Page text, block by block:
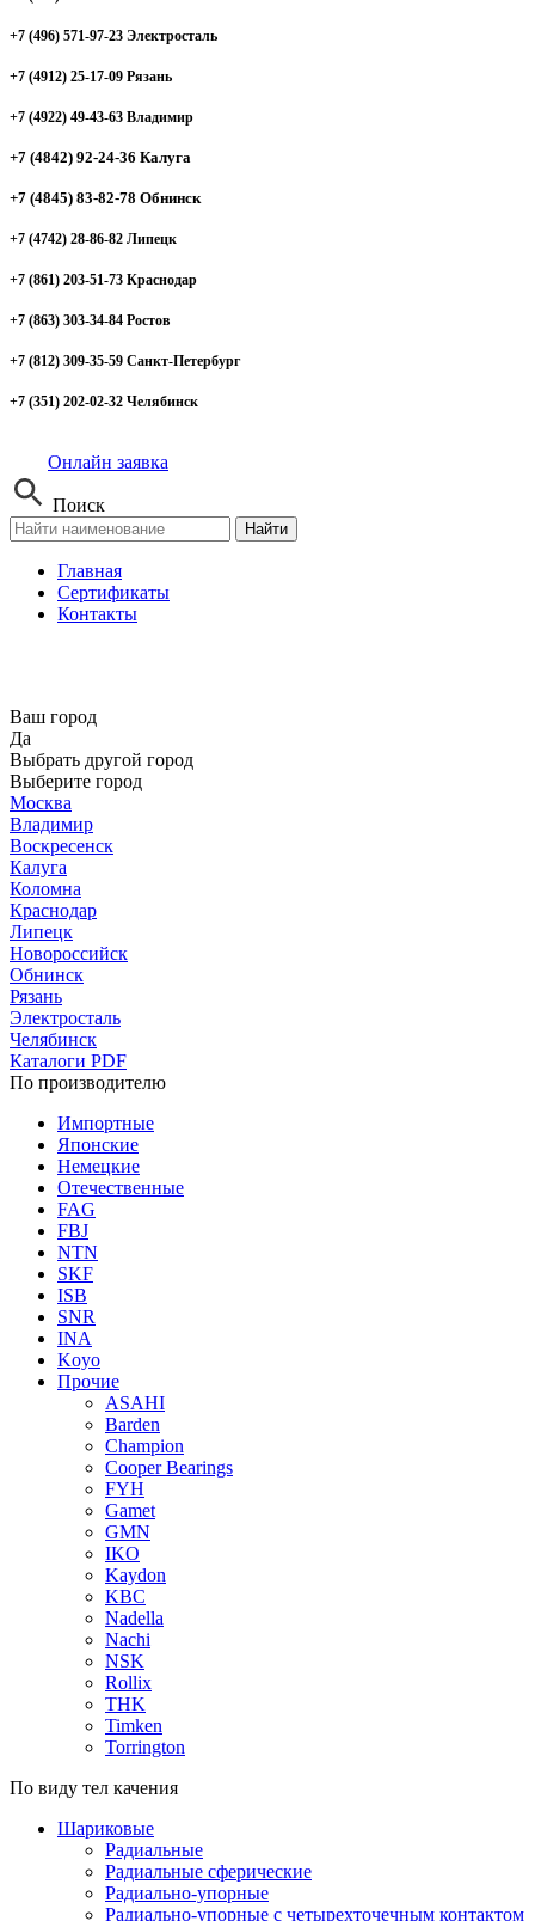
+7 (496) 571-97-23 Электросталь
+7 (4912) 25-17-09 Рязань
+7 (4922) 49-43-63 Владимир
+7 (4842) 92-24-36 Калуга
+7 (4845) 83-82-78 Обнинск
+7 (4742) 28-86-82 Липецк
+7 (861) 203-51-73 Краснодар
+7 (863) 303-34-84 Ростов
+7 (812) 309-35-59 Санкт-Петербург
+7 (351) 202-02-32 Челябинск
Онлайн заявка
Поиск
Найти
Главная
Сертификаты
Контакты
Ваш город
Да
Выбрать другой город
Выберите город
Москва
Владимир
Воскресенск
Калуга
Коломна
Краснодар
Липецк
Новороссийск
Обнинск
Рязань
Электросталь
Челябинск
Каталоги PDF
По производителю
Импортные
Японские
Немецкие
Отечественные
FAG
FBJ
NTN
SKF
ISB
SNR
INA
Koyo
Прочие
ASAHI
Barden
Champion
Cooper Bearings
FYH
Gamet
GMN
IKO
Kaydon
KBC
Nadella
Nachi
NSK
Rollix
THK
Timken
Torrington
По виду тел качения
Шариковые
Радиальные
Радиальные сферические
Радиально-упорные
Радиально-упорные с четырехточечным контактом